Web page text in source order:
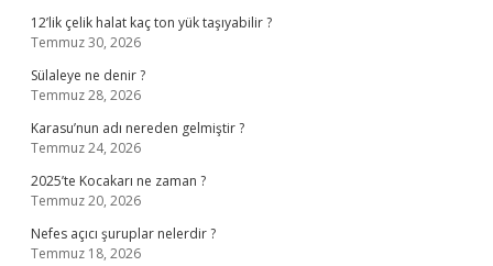
12’lik çelik halat kaç ton yük taşıyabilir ?
Temmuz 30, 2026
Sülaleye ne denir ?
Temmuz 28, 2026
Karasu’nun adı nereden gelmiştir ?
Temmuz 24, 2026
2025’te Kocakarı ne zaman ?
Temmuz 20, 2026
Nefes açıcı şuruplar nelerdir ?
Temmuz 18, 2026